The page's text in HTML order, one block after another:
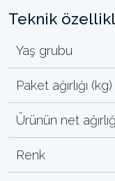
Teknik
Yaş grubu
Paket ağırlığı (kg)
Ürünün net
Renk